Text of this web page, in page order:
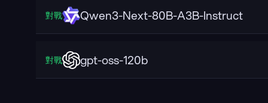
對戰 Qwen3-Next-80B-A3B-Instruct
對戰 gpt-oss-120b